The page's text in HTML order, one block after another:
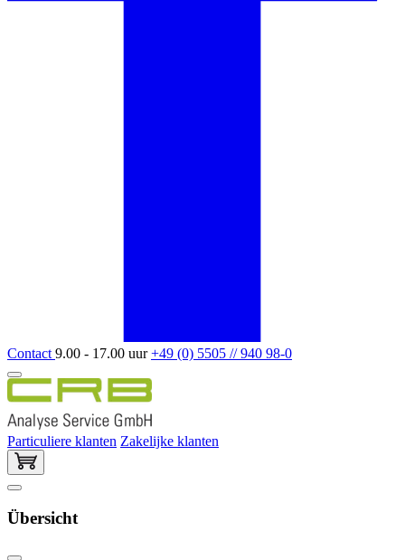
Contact 9.00 - 17.00 uur+49 (0) 5505 // 940 98-0
Particuliere klanten Zakelijke klanten
Übersicht